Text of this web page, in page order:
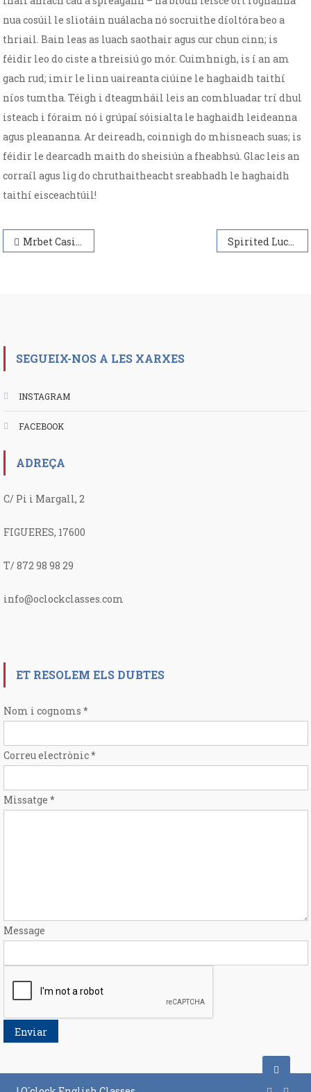
nua cosúil le sliotáin nuálacha nó socruithe díoltóra beo a
thriail. Bain leas as luach saothair agus cur chun cinn; is
féidir leo do ciste a threisiú go mór. Cuimhnigh, is í an am
gach rud; imir le linn uaireanta ciúine le haghaidh taithí
níos tumtha. Téigh i dteagmháil leis an comhluadar trí dhul
isteach i fóraim nó i grúpaí sóisialta le haghaidh leideanna
agus pleananna. Ar deireadh, coinnigh do mhisneach suas; is
féidir le dearcadh maith do sheisiún a fheabhsú. Glac leis an
corraíl agus lig do chruthaitheacht sreabhadh le haghaidh
taithí eisceachtúil!
Navegación
Mrbet Casino Games Variety and Experience Spirited Luck at WinSpirit Casino
SEGUEIX-NOS A LES XARXES
INSTAGRAM
FACEBOOK
ADREÇA
C/ Pi i Margall, 2
FIGUERES, 17600
T/ 872 98 98 29
info@oclockclasses.com
ET RESOLEM ELS DUBTES
Nom i cognoms *
Correu electrònic*
Missatge *
Message
Enviar